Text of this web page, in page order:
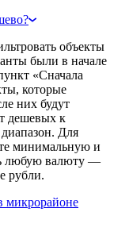
объекты
были в начале
«Сначала
которые
них будут
дешевых к
Для
минимальную и
любую валюту —
рубли.
микрорайоне